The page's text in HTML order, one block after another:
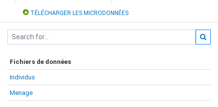
TÉLÉCHARGER LES MICRODONNÉES
Fichiers de données
Individus
Menage